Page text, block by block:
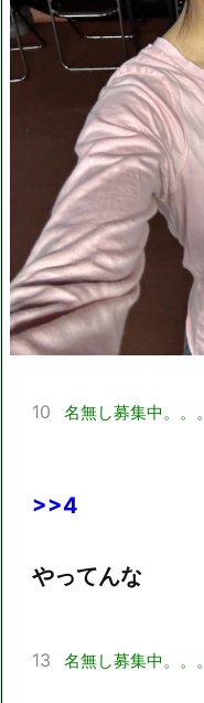
10 名無し募集中。。。
>>4
やってんな
13 名無し募集中。。。